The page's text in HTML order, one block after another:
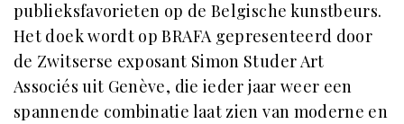
publieksfavorieten op de Belgische kunstbeurs.
Het doek wordt op BRAFA gepresenteerd door
de Zwitserse exposant Simon Studer Art
Associés uit Genève, die ieder jaar weer een
spannende combinatie laat zien van moderne en